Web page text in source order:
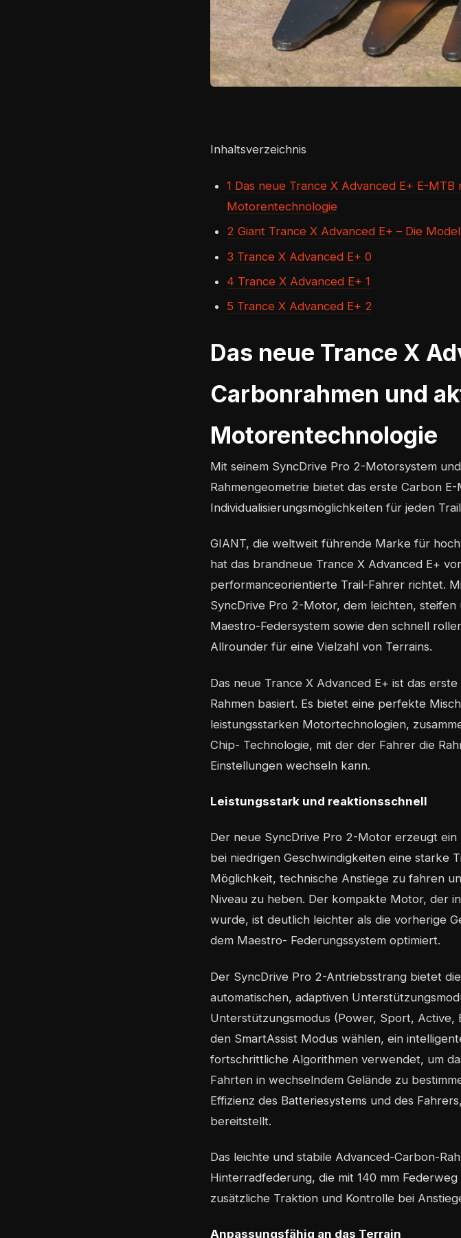
Inhaltsverzeichnis
1 Das neue Trance X Advanced E+ E-
Motorentechnologie
2 Giant Trance X Advanced E+ – Die
3 Trance X Advanced E+ 0
4 Trance X Advanced E+ 1
5 Trance X Advanced E+ 2
Das neue Trance X
Carbonrahmen und
Motorentechnologie
Mit seinem SyncDrive Pro 2-Motorsystem
Rahmengeometrie bietet das erste Carbon
Individualisierungsmöglichkeiten für jeden
GIANT, die weltweit führende Marke für
hat das brandneue Trance X Advanced E+
performanceorientierte Trail-Fahrer richtet.
SyncDrive Pro 2-Motor, dem leichten,
Maestro-Federsystem sowie den schnell
Allrounder für eine Vielzahl von Terrains.
Das neue Trance X Advanced E+ ist das
Rahmen basiert. Es bietet eine perfekte
leistungsstarken Motortechnologien,
Chip- Technologie, mit der der Fahrer die
Einstellungen wechseln kann.
Leistungsstark und reaktionsschnell
Der neue SyncDrive Pro 2-Motor erzeugt
bei niedrigen Geschwindigkeiten eine starke
Möglichkeit, technische Anstiege zu fahren
Niveau zu heben. Der kompakte Motor, der
wurde, ist deutlich leichter als die vorherige
dem Maestro- Federungssystem optimiert.
Der SyncDrive Pro 2-Antriebsstrang bietet
automatischen, adaptiven
Unterstützungsmodus (Power, Sport,
den SmartAssist Modus wählen, ein
fortschrittliche Algorithmen verwendet, um
Fahrten in wechselndem Gelände zu
Effizienz des Batteriesystems und des
bereitstellt.
Das leichte und stabile Advanced-Carbon-
Hinterradfederung, die mit 140 mm
zusätzliche Traktion und Kontrolle bei
Anpassungsfähig an das Terrain